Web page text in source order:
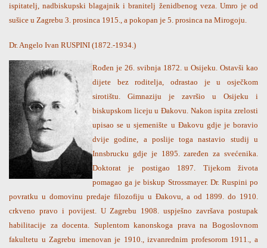
ispitatelj, nadbiskupski blagajnik i branitelj ženidbenog veza. Umro je od
sušice u Zagrebu 3. prosinca 1915., a pokopan je 5. prosinca na Mirogoju.
Dr. Angelo Ivan RUSPINI (1872.-1934.)
Rođen je 26. svibnja 1872. u Osijeku. Ostavši kao
dijete bez roditelja, odrastao je u osječkom
sirotištu. Gimnaziju je završio u Osijeku i
biskupskom liceju u Đakovu. Nakon ispita zrelosti
upisao se u sjemenište u Đakovu gdje je boravio
dvije godine, a poslije toga nastavio studij u
Innsbrucku gdje je 1895. zaređen za svećenika.
Doktorat je postigao 1897. Tijekom života
pomagao ga je biskup Strossmayer. Dr. Ruspini po
povratku u domovinu predaje filozofiju u Đakovu, a od 1899. do 1910.
crkveno pravo i povijest. U Zagrebu 1908. uspješno završava postupak
habilitacije za docenta. Suplentom kanonskoga prava na Bogoslovnom
fakultetu u Zagrebu imenovan je 1910., izvanrednim profesorom 1911., a